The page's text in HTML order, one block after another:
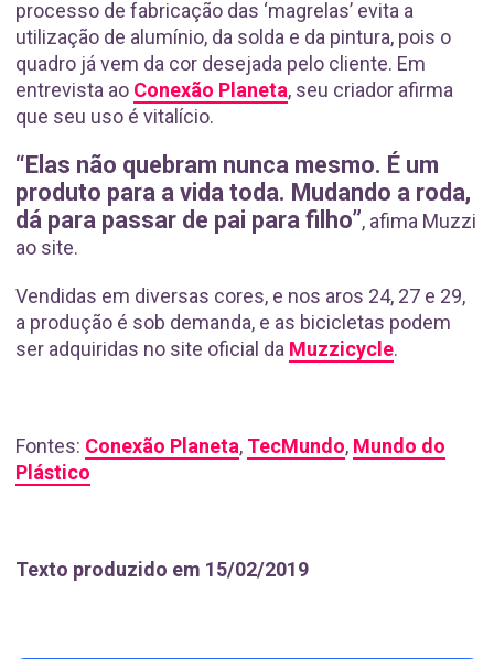
processo de fabricação das ‘magrelas’ evita a
utilização de alumínio, da solda e da pintura, pois o
quadro já vem da cor desejada pelo cliente. Em
entrevista ao Conexão Planeta, seu criador afirma
que seu uso é vitalício.
“Elas não quebram nunca mesmo. É um
produto para a vida toda. Mudando a roda,
dá para passar de pai para filho”, afima Muzzi
ao site.
Vendidas em diversas cores, e nos aros 24, 27 e 29,
a produção é sob demanda, e as bicicletas podem
ser adquiridas no site oficial da Muzzicycle.
Fontes: Conexão Planeta, TecMundo, Mundo do
Plástico
Texto produzido em 15/02/2019